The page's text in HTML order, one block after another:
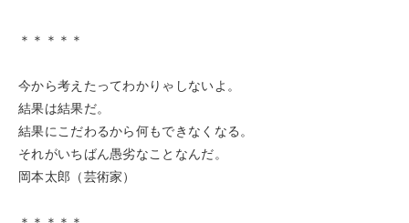
＊＊＊＊＊
今から考えたってわかりゃしないよ。
結果は結果だ。
結果にこだわるから何もできなくなる。
それがいちばん愚劣なことなんだ。
岡本太郎（芸術家）